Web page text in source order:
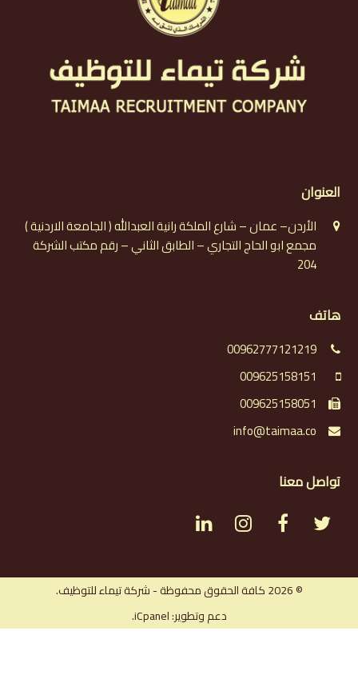
العنوان
الأردن– عمان – شارع الملكة رانية العبدالله ( الجامعة الاردنية )
مجمع ابو الحاج التجاري – الطابق الثاني – رقم مكتب الشركة
204
هاتف
00962777121219
009625158151
009625158051
info@taimaa.co
تواصل معنا
t
c
e
I
s
t
L
n
k
© 2026 كافة الحقوق محفوظة - شركة تيماء للتوظيف.
دعم وتطوير: iCpanel.